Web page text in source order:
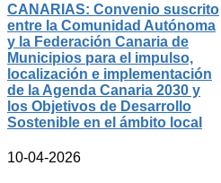
CANARIAS: Convenio suscrito
entre la Comunidad Autónoma
y la Federación Canaria de
Municipios para el impulso,
localización e implementación
de la Agenda Canaria 2030 y
los Objetivos de Desarrollo
Sostenible en el ámbito local
10-04-2026